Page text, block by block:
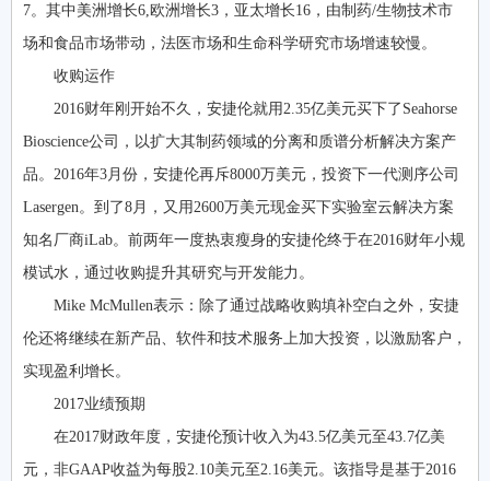
7。其中美洲增长6,欧洲增长3，亚太增长16，由制药/生物技术市
场和食品市场带动，法医市场和生命科学研究市场增速较慢。
收购运作
2016财年刚开始不久，安捷伦就用2.35亿美元买下了Seahorse
Bioscience公司，以扩大其制药领域的分离和质谱分析解决方案产
品。2016年3月份，安捷伦再斥8000万美元，投资下一代测序公司
Lasergen。到了8月，又用2600万美元现金买下实验室云解决方案
知名厂商iLab。前两年一度热衷瘦身的安捷伦终于在2016财年小规
模试水，通过收购提升其研究与开发能力。
Mike McMullen表示：除了通过战略收购填补空白之外，安捷
伦还将继续在新产品、软件和技术服务上加大投资，以激励客户，
实现盈利增长。
2017业绩预期
在2017财政年度，安捷伦预计收入为43.5亿美元至43.7亿美
元，非GAAP收益为每股2.10美元至2.16美元。该指导是基于2016